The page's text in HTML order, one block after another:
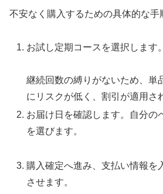
不安なく購入するための具体的な手
お試し定期コースを選択します。
継続回数の縛りがないため、単
にリスクが低く、割引が適用さ
お届け日を確認します。自分の
を選びます。
購入確定へ進み、支払い情報を
させます。